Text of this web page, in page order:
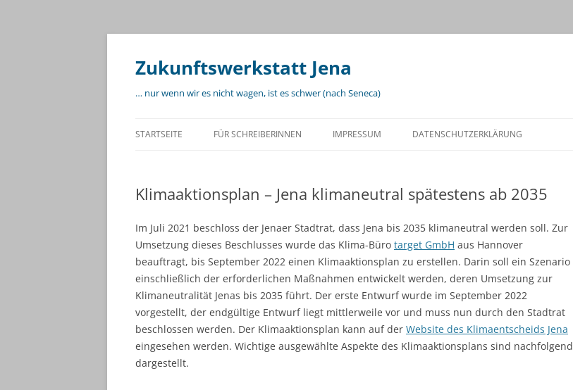
Zum
springen
Zukunftswerkstatt Jena
… nur wenn wir es nicht wagen, ist es schwer (nach Seneca)
STARTSEITE FÜR SCHREIBERINNEN IMPRESSUM DATENSCHUTZERKLÄRUNG
Klimaaktionsplan – Jena klimaneutral spätestens ab 2035
Im Juli 2021 beschloss der Jenaer Stadtrat, dass Jena bis 2035 klimaneutral werden soll. Zur
Umsetzung dieses Beschlusses wurde das Klima-Büro target GmbH aus Hannover
beauftragt, bis September 2022 einen Klimaaktionsplan zu erstellen. Darin soll ein Szenario
einschließlich der erforderlichen Maßnahmen entwickelt werden, deren Umsetzung zur
Klimaneutralität Jenas bis 2035 führt. Der erste Entwurf wurde im September 2022
vorgestellt, der endgültige Entwurf liegt mittlerweile vor und muss nun durch den Stadtrat
beschlossen werden. Der Klimaaktionsplan kann auf der Website des Klimaentscheids Jena
eingesehen werden. Wichtige ausgewählte Aspekte des Klimaaktionsplans sind nachfolgend
dargestellt.